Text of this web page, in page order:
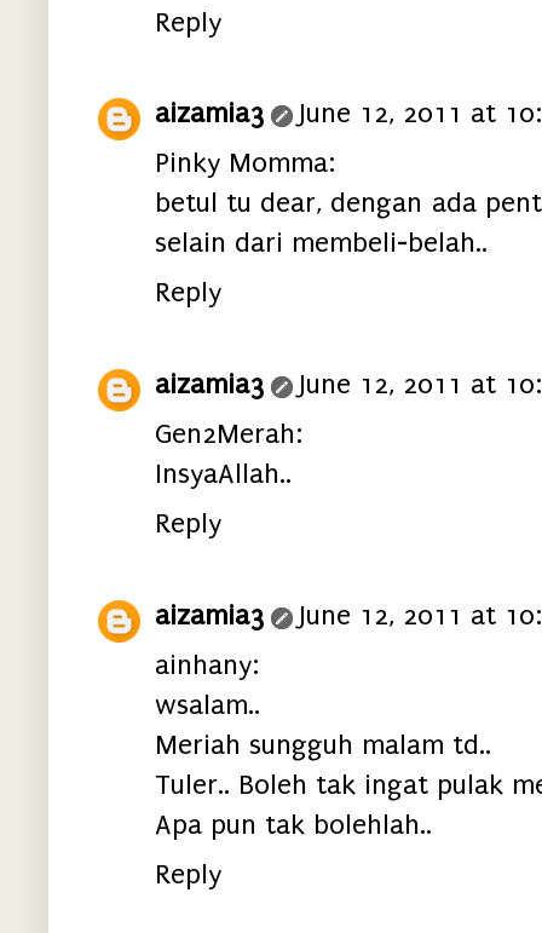
Reply
aizamia3
June 12, 2011 at
Pinky Momma:
betul tu dear, dengan ada
selain dari membeli-belah..
Reply
aizamia3
June 12, 2011 at
Gen2Merah:
InsyaAllah..
Reply
aizamia3
June 12, 2011 at
ainhany:
wsalam..
Meriah sungguh malam td..
Tuler.. Boleh tak ingat pulak
Apa pun tak bolehlah..
Reply